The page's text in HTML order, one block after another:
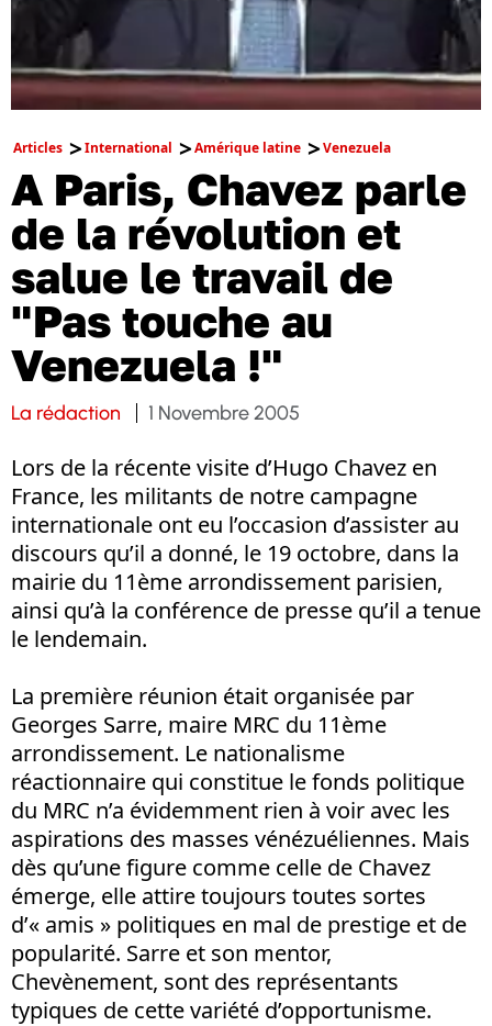
Articles International Amérique latine Venezuela
A Paris, Chavez parle
de la révolution et
salue le travail de
"Pas touche au
Venezuela !"
La rédaction 1 Novembre 2005
Lors de la récente visite d’Hugo Chavez en
France, les militants de notre campagne
internationale ont eu l’occasion d’assister au
discours qu’il a donné, le 19 octobre, dans la
mairie du 11ème arrondissement parisien,
ainsi qu’à la conférence de presse qu’il a tenue
le lendemain.
La première réunion était organisée par
Georges Sarre, maire MRC du 11ème
arrondissement. Le nationalisme
réactionnaire qui constitue le fonds politique
du MRC n’a évidemment rien à voir avec les
aspirations des masses vénézuéliennes. Mais
dès qu’une figure comme celle de Chavez
émerge, elle attire toujours toutes sortes
d’« amis » politiques en mal de prestige et de
popularité. Sarre et son mentor,
Chevènement, sont des représentants
typiques de cette variété d’opportunisme.